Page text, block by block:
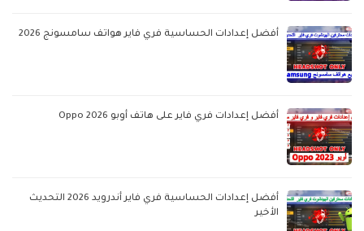
أفضل إعدادات الحساسية فري فاير هواتف سامسونج 2026
أفضل إعدادات فري فاير على هاتف أوبو Oppo 2026
أفضل إعدادات الحساسية فري فاير أندرويد 2026 التحديث
الأخير